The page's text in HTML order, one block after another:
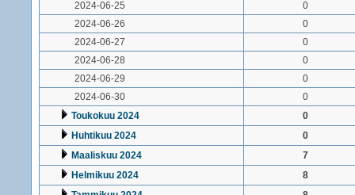
2024-06-25
0
2024-06-26
0
2024-06-27
0
2024-06-28
0
2024-06-29
0
2024-06-30
0
Toukokuu 2024
0
Huhtikuu 2024
0
Maaliskuu 2024
7
Helmikuu 2024
8